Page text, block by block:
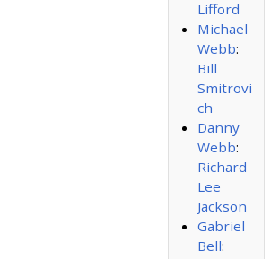
Lifford
Michael
Webb:
Bill
Smitrovi
ch
Danny
Webb:
Richard
Lee
Jackson
Gabriel
Bell: